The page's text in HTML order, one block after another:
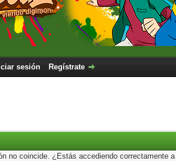
sesión Regístrate
no coincide. ¿Estás accediendo correctamente